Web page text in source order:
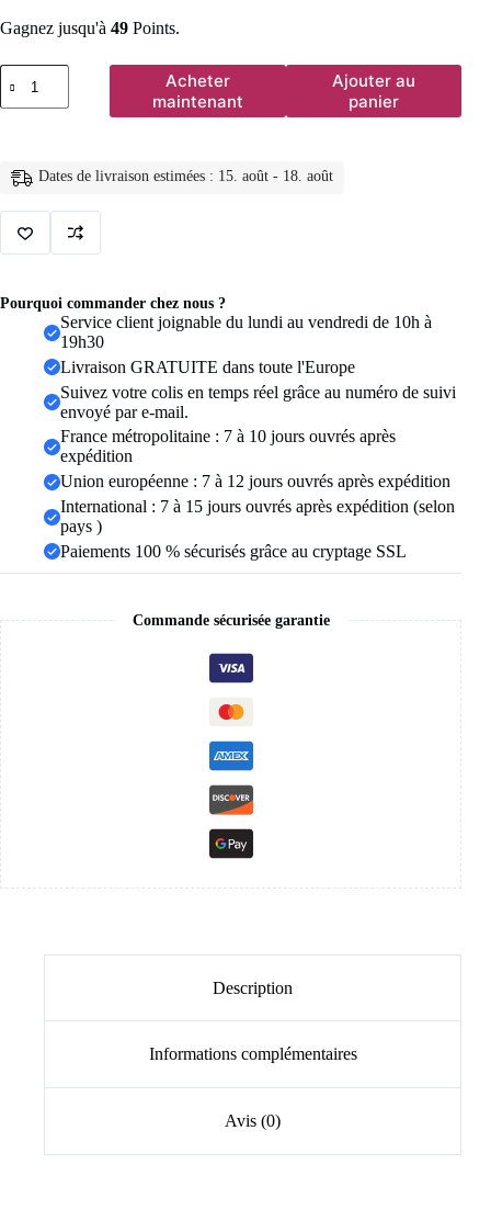
Gagnez jusqu'à 49 Points.
quantité
de
Femmes
Up
Yoga
de
vêtements
séchage
Fitness
couture
ascenseur
vêtements
de
Acheter
maintenant
Ajouter au
panier
Dates de livraison estimées : 15. août - 18. août
Pourquoi commander chez nous ?
Service client joignable du lundi au vendredi de 10h à
19h30
Livraison GRATUITE dans toute l'Europe
Suivez votre colis en temps réel grâce au numéro de suivi
envoyé par e-mail.
France métropolitaine : 7 à 10 jours ouvrés après
expédition
Union européenne : 7 à 12 jours ouvrés après expédition
International : 7 à 15 jours ouvrés après expédition (selon
pays )
Paiements 100 % sécurisés grâce au cryptage SSL
Commande sécurisée garantie
Description
Informations complémentaires
Avis (0)